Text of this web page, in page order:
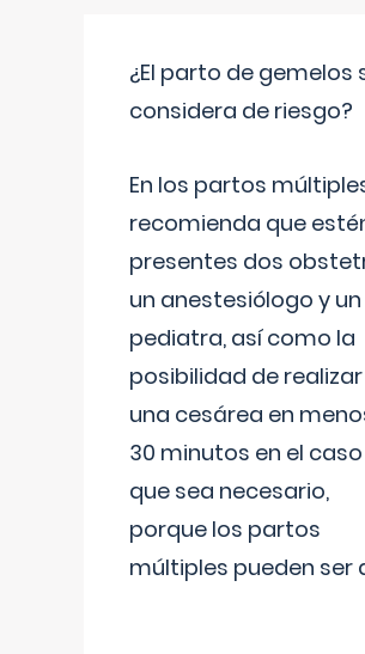
¿El parto de gemelos
considera de riesgo?
En los partos
recomienda que
presentes dos
un anestesiólogo y un
pediatra, así como la
posibilidad de realizar
una cesárea en
30 minutos en el
que sea necesario,
porque los partos
múltiples pueden ser